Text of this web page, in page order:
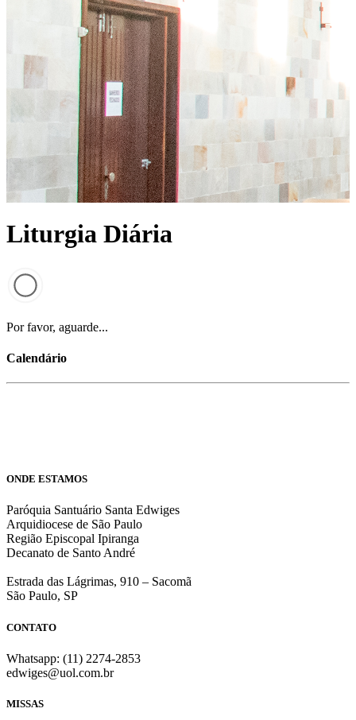
Liturgia Diária
Por favor, aguarde...
Calendário
ONDE ESTAMOS
Paróquia Santuário Santa Edwiges
Arquidiocese de São Paulo
Região Episcopal Ipiranga
Decanato de Santo André
Estrada das Lágrimas, 910 – Sacomã
São Paulo, SP
CONTATO
Whatsapp: (11) 2274-2853
edwiges@uol.com.br
MISSAS